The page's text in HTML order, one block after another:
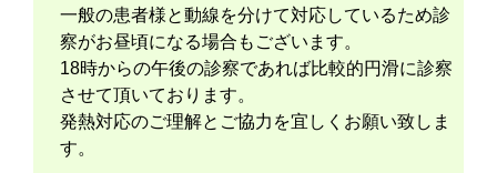
一般の患者様と動線を分けて対応しているため診
察がお昼頃になる場合もございます。
18時からの午後の診察であれば比較的円滑に診察
させて頂いております。
発熱対応のご理解とご協力を宜しくお願い致しま
す。